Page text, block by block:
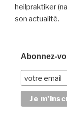
heilpraktiker
son actualité.
Abonnez-